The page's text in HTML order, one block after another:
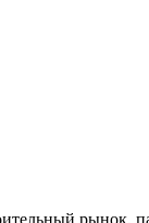
рынок,